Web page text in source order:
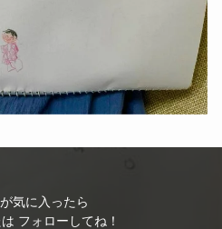
気に入ったら
フォローしてね！